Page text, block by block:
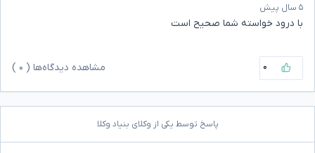
۵ سال پیش
با درود خواسته شما صحیح است
۰ مشاهده دیدگاه‌ها ( ۰
پاسخ توسط یکی از وکلای بنیاد وکلا